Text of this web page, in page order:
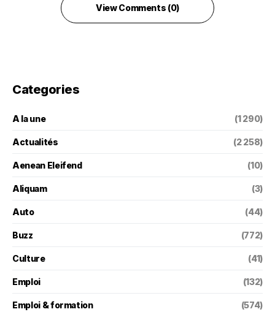
View Comments (0)
Categories
A la une (1 290)
Actualités (2 258)
Aenean Eleifend (10)
Aliquam (3)
Auto (44)
Buzz (772)
Culture (41)
Emploi (132)
Emploi & formation (574)